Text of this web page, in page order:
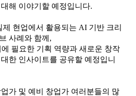
해 이야기할 예정입니다.
제 현업에서 활용되는 AI 기반 크리
사례와 함께,
필요한 기획 역량과 새로운 창작
한 인사이트를 공유할 예정입니
가 및 예비 창업가 여러분들의 많